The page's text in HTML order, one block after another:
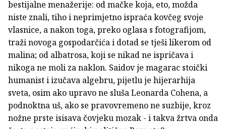
bestijalne menažerije: od mačke koja, eto, možda
niste znali, tiho i neprimjetno ispraća kovčeg svoje
vlasnice, a nakon toga, preko oglasa s fotografijom,
traži novoga gospodarčića i dotad se tješi likerom od
malina; od albatrosa, koji se nikad ne ispričava i
nikoga ne moli za naklon. Saidov je magarac stoički
humanist i izučava algebru, pijetlu je hijerarhija
sveta, osim ako upravo ne sluša Leonarda Cohena, a
podnoktna uš, ako se pravovremeno ne suzbije, kroz
nožne prste isisava čovjeku mozak - i takva žrtva onda